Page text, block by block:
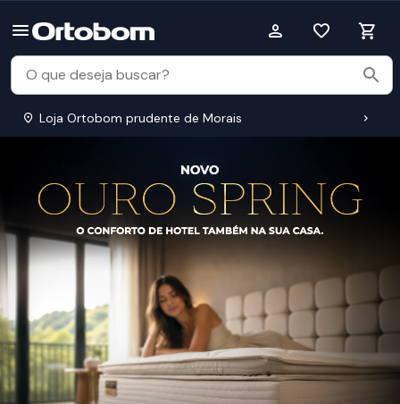
Loja Ortobom prudente de Morais